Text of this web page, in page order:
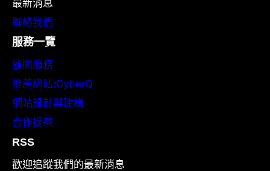
最新消息
聯絡我們
服務一覽
顧問服務
推薦網站:CyberQ
網站設計與建構
合作提案
RSS
歡迎追蹤我們的最新消息